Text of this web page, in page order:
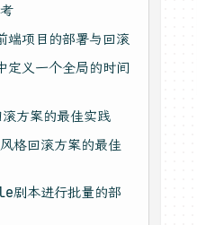
项目的部署与回滚
义一个全局的时间
方案的最佳实践
回滚方案的最佳
本进行批量的部